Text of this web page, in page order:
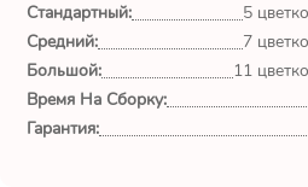
Тымовское,
обл.
Стандартный:
5
Средний:
7
Большой:
11
Время На Сборку:
Гарантия: